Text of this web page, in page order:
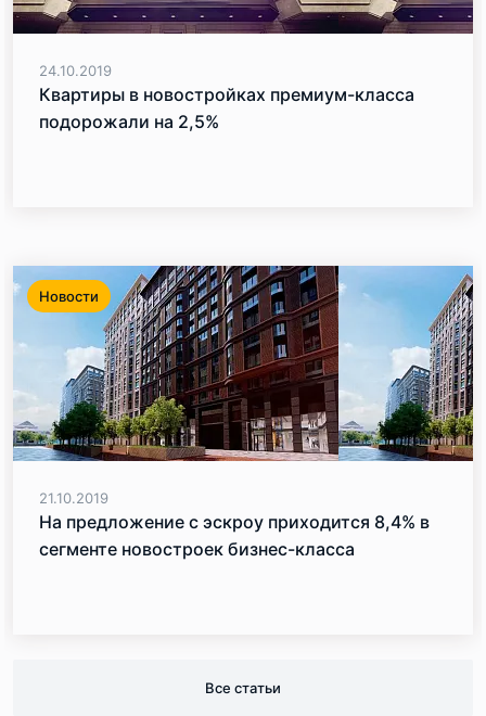
24.10.2019
Квартиры в новостройках премиум-класса
подорожали на 2,5%
Новости
21.10.2019
На предложение с эскроу приходится 8,4% в
сегменте новостроек бизнес-класса
Все статьи